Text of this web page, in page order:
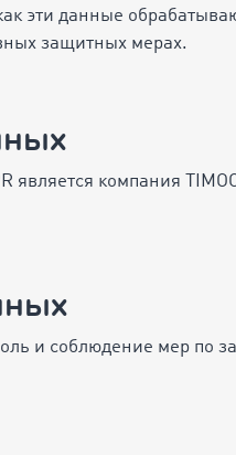
эти данные
защитных мерах.
является компания
и соблюдение мер по